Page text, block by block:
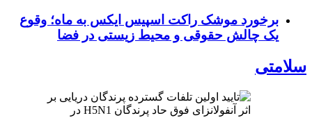
برخورد موشک راکت اسپیس ایکس به ماه؛ وقوع
یک چالش حقوقی و محیط زیستی در فضا
سلامتی